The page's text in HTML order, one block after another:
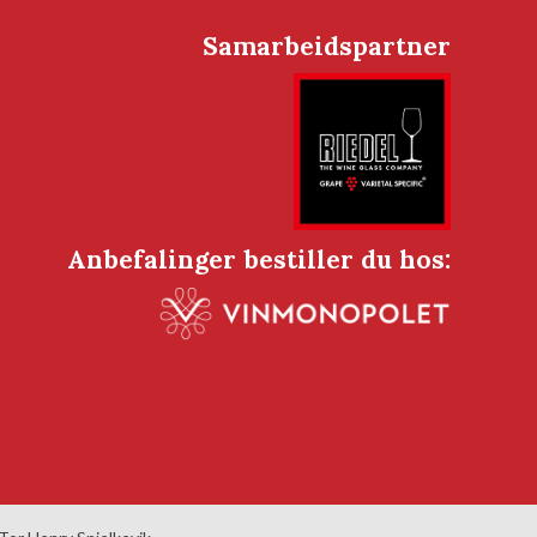
Samarbeidspartner
Anbefalinger bestiller du hos: